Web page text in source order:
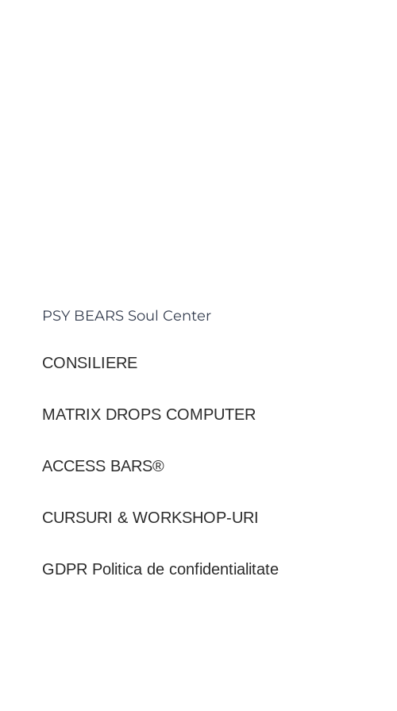
PSY BEARS Soul Center
CONSILIERE
MATRIX DROPS COMPUTER
ACCESS BARS®
CURSURI & WORKSHOP-URI
GDPR Politica de confidentialitate